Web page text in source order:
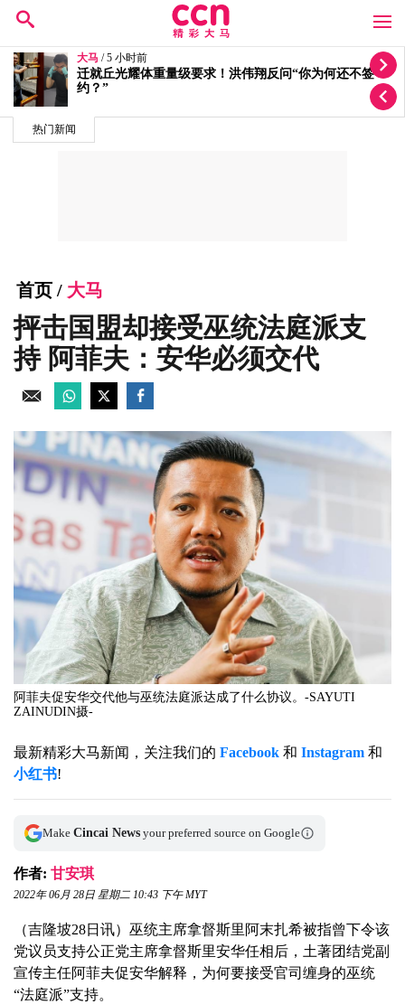
热门新闻
大马 / 5 小时前
否认没对付廖顺喜 总检署：他付千万罚单后获撤控
首页 / 大马
抨击国盟却接受巫统法庭派支
持 阿菲夫：安华必须交代
阿菲夫促安华交代他与巫统法庭派达成了什么协议。-SAYUTI
ZAINUDIN摄-
最新精彩大马新闻，关注我们的 Facebook 和 Instagram 和
小红书!
Make Cincai News your preferred source on Google
作者: 甘安琪
2022年 06月 28日 星期二 10:43 下午 MYT
（吉隆坡28日讯）巫统主席拿督斯里阿末扎希被指曾下令该
党议员支持公正党主席拿督斯里安华任相后，土著团结党副
宣传主任阿菲夫促安华解释，为何要接受官司缠身的巫统
“法庭派”支持。